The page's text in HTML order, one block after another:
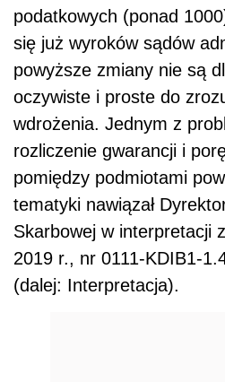
podatkowych (ponad
się już wyroków sądów
powyższe zmiany nie są
oczywiste i proste do
wdrożenia. Jednym z
rozliczenie gwarancji i
pomiędzy podmiotami
tematyki nawiązał
Skarbowej w interpretacji
2019 r., nr 0111-KDIB1-
(dalej: Interpretacja).